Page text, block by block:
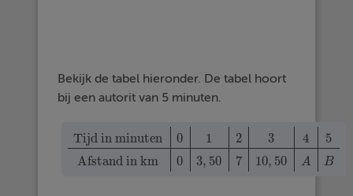
Bekijk de tabel hieronder. De tabel hoort
bij een autorit van 5 minuten.
Tijd in minuten
Afstand in km
0
0
1
3, 50
2
7
3
10, 50
4
A
5
B
Tijd in minuten012345Afstand in km03,50710,50